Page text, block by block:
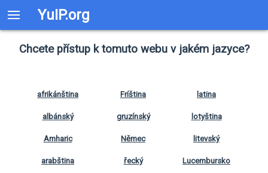
YuIP.org
Chcete přístup k tomuto webu v jakém jazyce?
afrikánština
albánský
Amharic
arabština
Fríština
gruzínský
Němec
řecký
latina
lotyština
litevský
Lucembursko